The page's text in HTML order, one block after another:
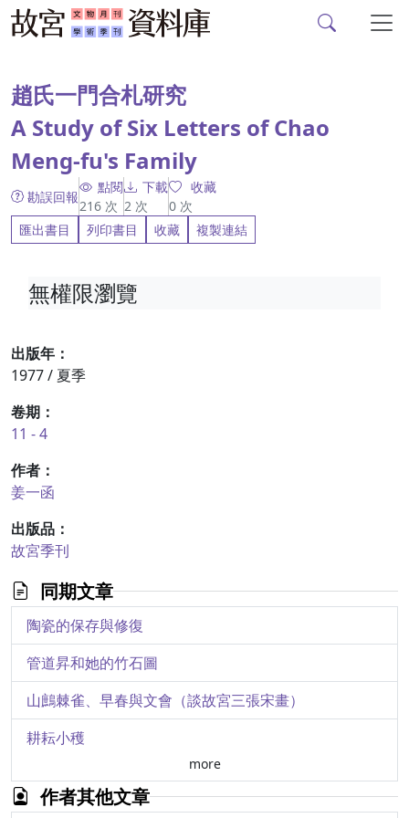
趙氏一門合札研究
A Study of Six Letters of Chao
Meng-fu's Family
勘誤回報
點閱
216 次
下載
2 次
收藏
0 次
匯出書目
列印書目 收藏 複製連結
出版年：
1977 / 夏季
卷期：
11 - 4
作者：
姜一函
出版品：
故宮季刊
同期文章
陶瓷的保存與修復
管道昇和她的竹石圖
山鷓棘雀、早春與文會（談故宮三張宋畫）
耕耘小穫
陳確對出處之抉擇與回應－明遺民探求自處之道一例
more
作者其他文章
無權限瀏覽